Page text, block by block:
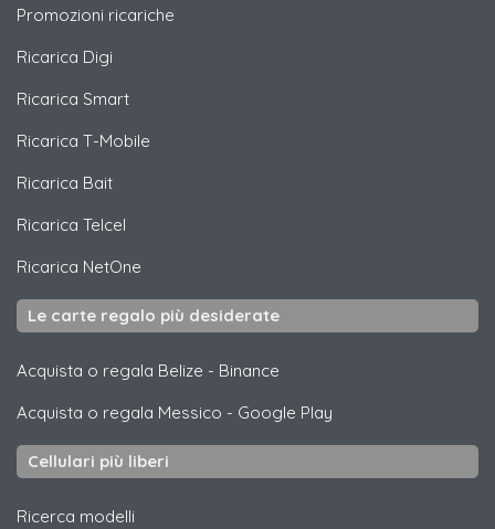
Promozioni ricariche
Ricarica Digi
Ricarica Smart
Ricarica T-Mobile
Ricarica Bait
Ricarica Telcel
Ricarica NetOne
Le carte regalo più desiderate
Acquista o regala Belize - Binance
Acquista o regala Messico - Google Play
Cellulari più liberi
Ricerca modelli